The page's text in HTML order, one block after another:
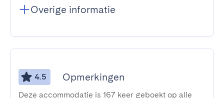
Overige informatie
4.5 Opmerkingen
Deze accommodatie is 167 keer geboekt op alle